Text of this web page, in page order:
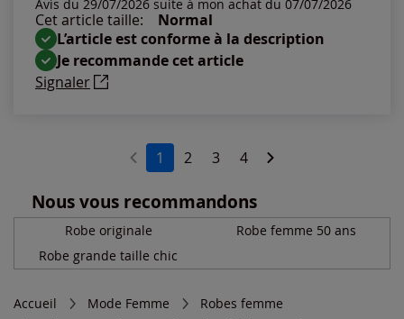
Avis du 29/07/2026 suite à mon achat du 07/07/2026
Cet article taille:
Normal
L’article est conforme à la description
Je recommande cet article
Signaler
1 2 3 4
Nous vous recommandons
Robe originale
Robe femme 50 ans
Robe grande taille chic
Accueil Mode Femme
Robes femme